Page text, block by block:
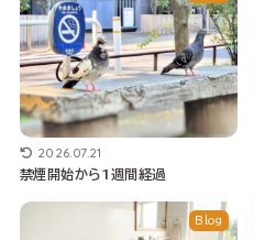
2026.07.21
禁煙開始から1週間経過
Blog